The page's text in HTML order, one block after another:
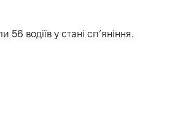
водіїв у стані сп’яніння.